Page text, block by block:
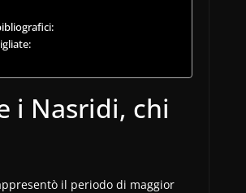
i Nasridi, chi
il periodo di maggior